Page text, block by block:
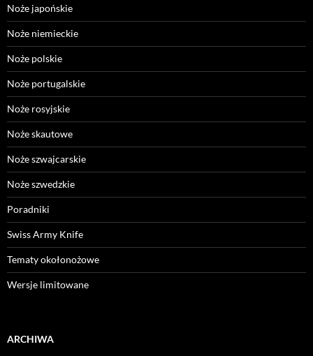
Noże japońskie
Noże niemieckie
Noże polskie
Noże portugalskie
Noże rosyjskie
Noże skautowe
Noże szwajcarskie
Noże szwedzkie
Poradniki
Swiss Army Knife
Tematy okołonożowe
Wersje limitowane
ARCHIWA